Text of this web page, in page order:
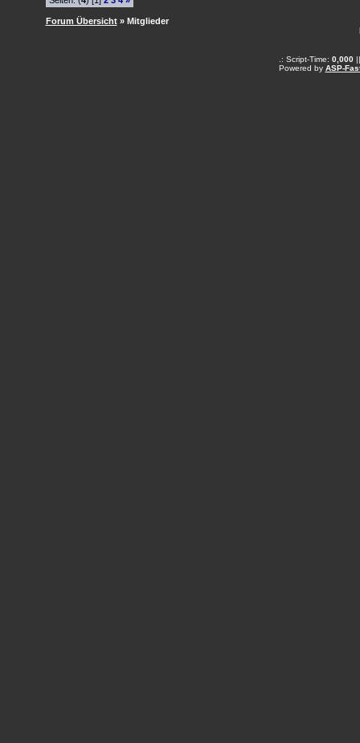
Forum Übersicht» Mitglieder
.: Script-Time: 0,000||
Powered by ASP-